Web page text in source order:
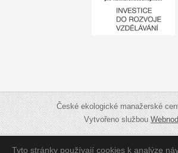
Tyto stránky používají cookies k analýze
České ekologické manažerské
Vytvořeno službou